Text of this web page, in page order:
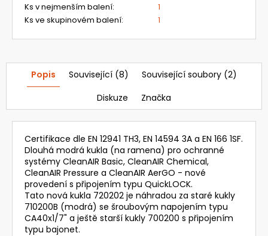
Ks v nejmenším balení:
1
Ks ve skupinovém balení: 1
Popis Související (8)
Související soubory (2)
Diskuze
Značka
Certifikace dle EN 12941 TH3, EN 14594 3A a EN 166 1SF.
Dlouhá modrá kukla (na ramena) pro ochranné
systémy CleanAIR Basic, CleanAIR Chemical,
CleanAIR Pressure a CleanAIR AerGO - nové
provedení s připojením typu QuickLOCK.
Tato nová kukla 720202 je náhradou za staré kukly
710200B (modrá) se šroubovým napojením typu
CA40x1/7" a ještě starší kukly 700200 s připojením
typu bajonet.